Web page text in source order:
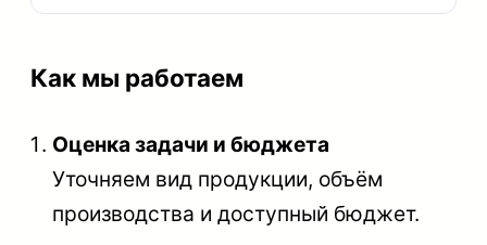
Как мы работаем
Оценка задачи и бюджета
Уточняем вид продукции, объём
производства и доступный бюджет.